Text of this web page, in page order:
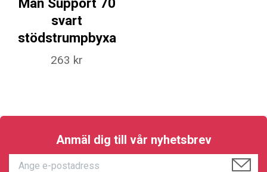
svart
stödstrumpbyxa
263 kr
Anmäl dig till vår nyhetsbrev